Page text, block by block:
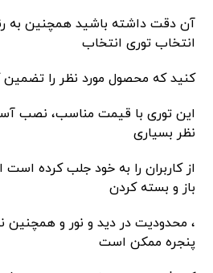
آن دقت داشته باشید همچنین به
انتخاب توری انتخاب
کنید که محصول مورد نظر را
این توری با قیمت مناسب، نصب
نظر بسیاری
از کاربران را به خود جلب کرده است
باز و بسته کردن
، محدودیت در دید و نور و همچنین
پنجره ممکن است